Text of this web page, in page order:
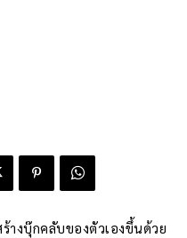
างบุ๊กคลับของตัวเองขึ้นด้วย